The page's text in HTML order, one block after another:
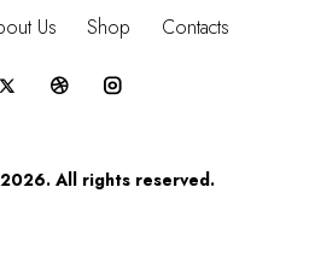
Us Shop Contacts
All rights reserved.